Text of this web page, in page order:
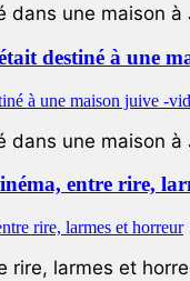
dans une maison
destiné à une
dans une maison
entre rire,
larmes et